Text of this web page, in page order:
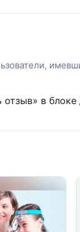
отзыв» в